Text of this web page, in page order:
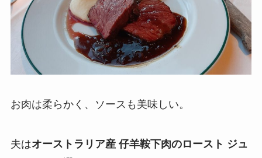
お肉は柔らかく、ソースも美味しい。
夫はオーストラリア産 仔羊鞍下肉のロースト ジュ